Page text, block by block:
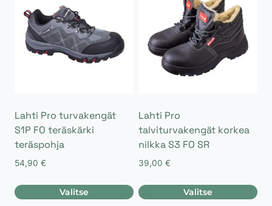
useampi
muunnelma.
Voit
sivulla.
useampi
muunnelma.
Voit
tehdä
sivulla.
Lahti Pro turvakengät
S1P FO teräskärki
teräspohja
54,90 €
Valitse
Lahti Pro
talviturvakengät korkea
nilkka S3 FO SR
39,00 €
Valitse